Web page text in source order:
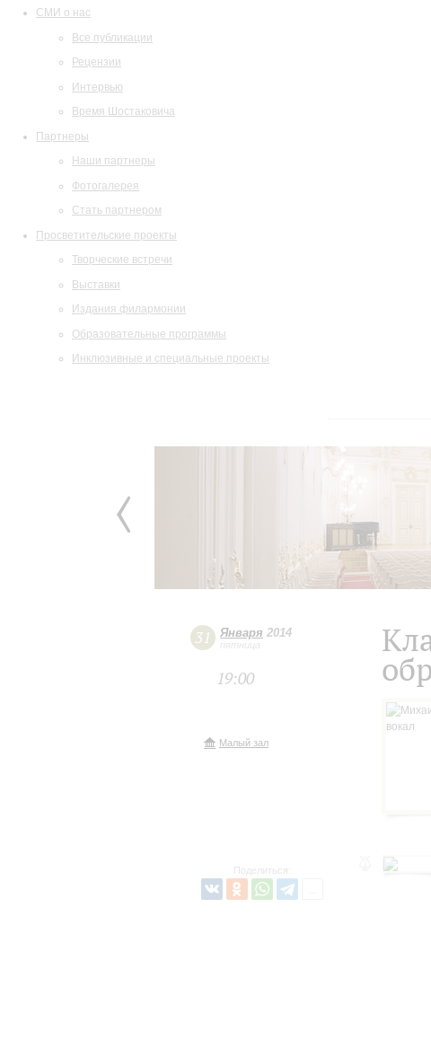
СМИ о нас
Все публикации
Рецензии
Интервью
Время Шостаковича
Партнеры
Наши партнеры
Фотогалерея
Стать партнером
Просветительские проекты
Творческие встречи
Выставки
Издания филармонии
Образовательные программы
Инклюзивные и специальные проекты
31 Января 2014
пятница
19:00
Малый зал
Поделиться: